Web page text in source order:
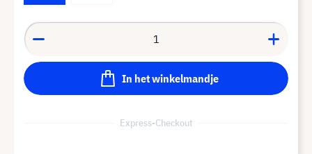
In het winkelmandje
Express-Checkout